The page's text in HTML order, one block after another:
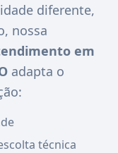
diferente,
nossa
em
adapta o
técnica